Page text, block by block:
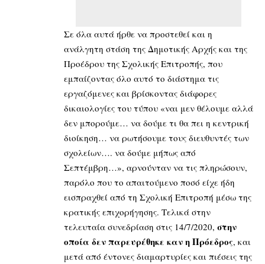
Σε όλα αυτά ήρθε να προστεθεί και η
ανάλγητη στάση της Δημοτικής Αρχής και της
Προέδρου της Σχολικής Επιτροπής, που
εμπαίζοντας όλο αυτό το διάστημα τις
εργαζόμενες και βρίσκοντας διάφορες
δικαιολογίες του τύπου «ναι μεν θέλουμε αλλά
δεν μπορούμε… να δούμε τι θα πει η κεντρική
διοίκηση… να ρωτήσουμε τους διευθυντές των
σχολείων…. να δούμε μήπως από
Σεπτέμβρη…», αρνούνταν να τις πληρώσουν,
παρόλο που το απαιτούμενο ποσό είχε ήδη
εισπραχθεί από τη Σχολική Επιτροπή μέσω της
κρατικής επιχορήγησης. Τελικά στην
τελευταία συνεδρίαση στις 14/7/2020, στην
οποία δεν παρευρέθηκε καν η Πρόεδρος, και
μετά από έντονες διαμαρτυρίες και πιέσεις της